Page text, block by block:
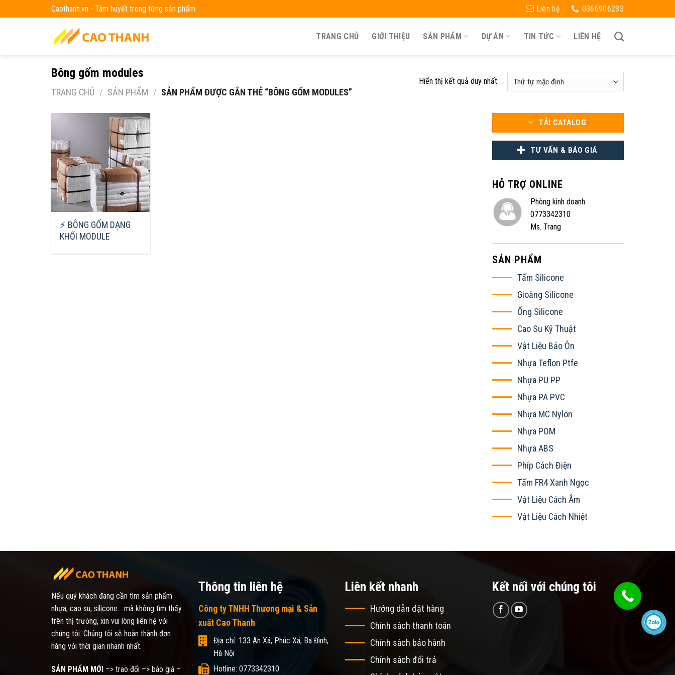
to
Caothanh.vn - Tâm huyết trong từng sản phẩm Liên hệ 0366906283
TRANG CHỦ GIỚI THIỆU SẢN PHẨM DỰ ÁN TIN TỨC LIÊN HỆ
Bông gốm modules
TRANG CHỦ / SẢN PHẨM / SẢN PHẨM ĐƯỢC GẮN THẺ “BÔNG GỐM MODULES”
Hiển thị kết quả duy nhất
⚡ BÔNG GỐM DẠNG
KHỐI MODULE
TẢI CATALOG
TƯ VẤN & BÁO GIÁ
HỖ TRỢ ONLINE
Phòng kinh doanh
0773342310
Ms. Trang
SẢN PHẨM
Tấm Silicone
Gioăng Silicone
Ống Silicone
Cao Su Kỹ Thuật
Vật Liệu Bảo Ôn
Nhựa Teflon Ptfe
Nhựa PU PP
Nhựa PA PVC
Nhựa MC Nylon
Nhựa POM
Nhựa ABS
Phíp Cách Điện
Tấm FR4 Xanh Ngọc
Vật Liệu Cách Âm
Vật Liệu Cách Nhiệt
Nếu quý khách đang cần tìm sản phẩm
nhựa, cao su, silicone... mà không tìm thấy
trên thị trường, xin vui lòng liên hệ với
chúng tôi. Chúng tôi sẽ hoàn thành đơn
hàng với thời gian nhanh nhất.
SẢN PHẨM MỚI –> trao đổi –> báo giá –
Thông tin liên hệ
Công ty TNHH Thương mại & Sản
xuất Cao Thanh
Địa chỉ: 133 An Xá, Phúc Xá, Ba Đình,
Hà Nội
Hotline: 0773342310
Liên kết nhanh
Hướng dẫn đặt hàng
Chính sách thanh toán
Chính sách bảo hành
Chính sách đổi trả
Kết nối với chúng tôi